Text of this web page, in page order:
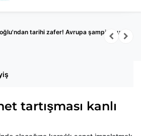
tarihi zafer! Avrupa şampiyonu
tartışması kanlı